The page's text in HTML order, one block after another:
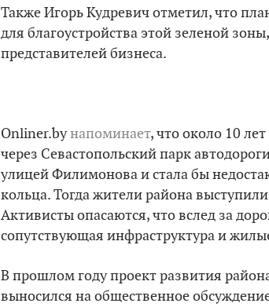
Также Игорь Кудревич отметил, что
для благоустройства этой зеленой
представителей бизнеса.
Onliner.byнапоминает, что около 10
через Севастопольский парк
улицей Филимонова и стала бы
кольца. Тогда жители района
Активисты опасаются, что вслед за
сопутствующая инфраструктура и
В прошлом году проект развития
выносился на общественное